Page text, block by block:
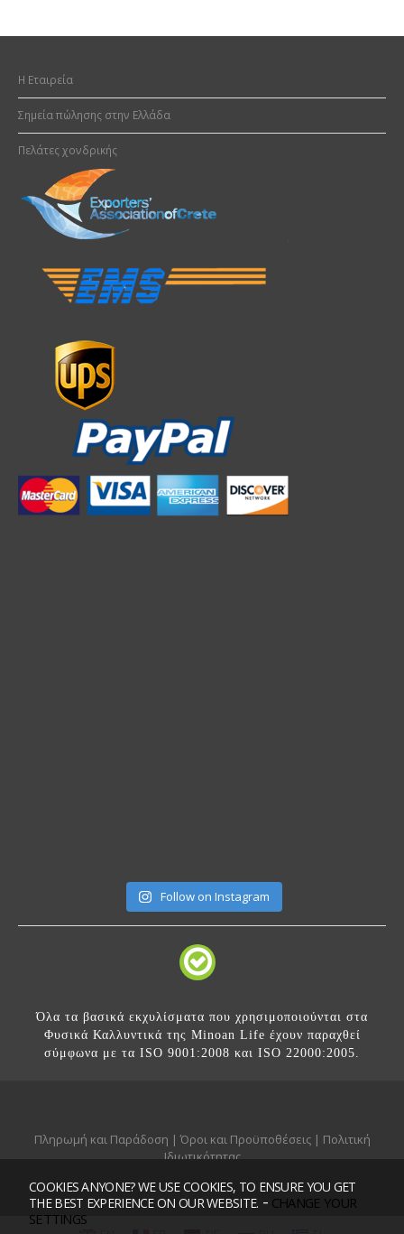
COOKIES ANYONE? WE USE COOKIES, TO ENSURE YOU GET
THE BEST EXPERIENCE ON OUR WEBSITE. - CHANGE YOUR
SETTINGS
H Εταιρεία
Σημεία πώλησης στην Ελλάδα
Πελάτες χονδρικής
Follow on Instagram
Όλα τα βασικά εκχυλίσματα που χρησιμοποιούνται στα
Φυσικά Καλλυντικά της Minoan Life έχουν παραχθεί
σύμφωνα με τα ISO 9001:2008 και ISO 22000:2005.
Πληρωμή και Παράδοση |Όροι και Προϋποθέσεις| Πολιτική
Ιδιωτικότητας
Mobile version:Enabled